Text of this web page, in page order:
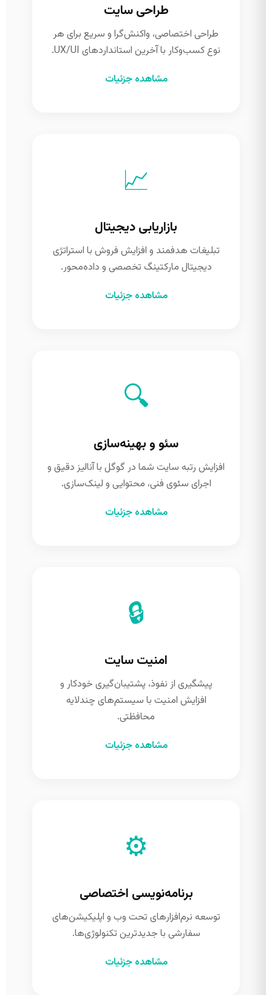
طراحی سایت
طراحی اختصاصی، واکنش‌گرا و سریع برای هر
نوع کسب‌وکار با آخرین استانداردهای UX/UI.
مشاهده جزئیات
📈
بازاریابی دیجیتال
تبلیغات هدفمند و افزایش فروش با استراتژی
دیجیتال مارکتینگ تخصصی و داده‌محور.
مشاهده جزئیات
🔍
سئو و بهینه‌سازی
افزایش رتبه سایت شما در گوگل با آنالیز دقیق و
اجرای سئوی فنی، محتوایی و لینک‌سازی.
مشاهده جزئیات
🔒
امنیت سایت
پیشگیری از نفوذ، پشتیبان‌گیری خودکار و
افزایش امنیت با سیستم‌های چندلایه
محافظتی.
مشاهده جزئیات
⚙️
برنامه‌نویسی اختصاصی
توسعه نرم‌افزارهای تحت وب و اپلیکیشن‌های
سفارشی با جدیدترین تکنولوژی‌ها.
مشاهده جزئیات